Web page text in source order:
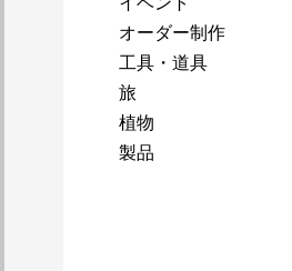
オーダー制作
工具・道具
旅
植物
製品